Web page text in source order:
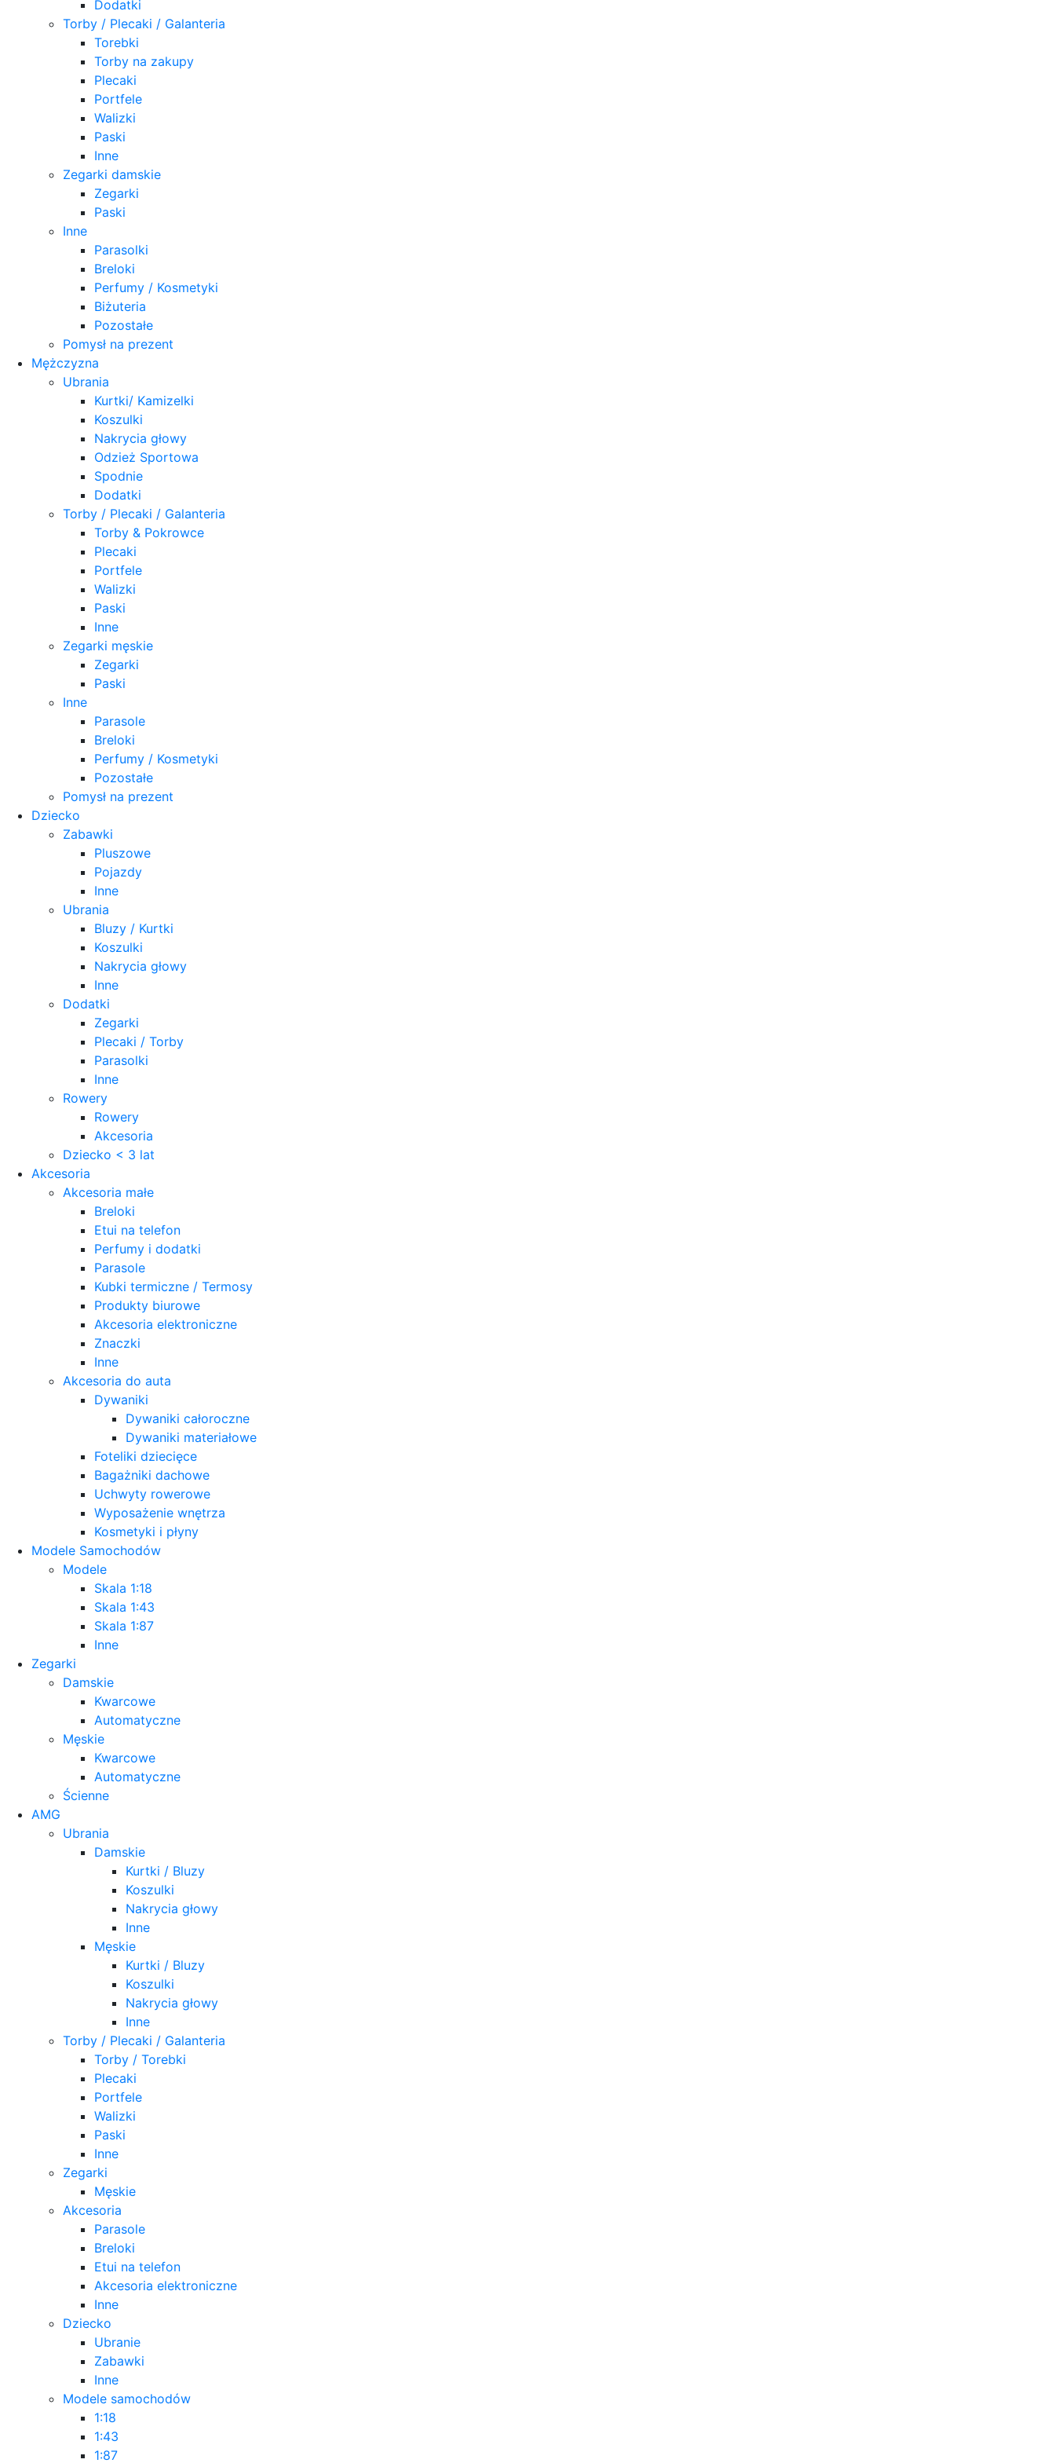
Dodatki
Torby / Plecaki / Galanteria
Torebki
Torby na zakupy
Plecaki
Portfele
Walizki
Paski
Inne
Zegarki damskie
Zegarki
Paski
Inne
Parasolki
Breloki
Perfumy / Kosmetyki
Biżuteria
Pozostałe
Pomysł na prezent
Mężczyzna
Ubrania
Kurtki/ Kamizelki
Koszulki
Nakrycia głowy
Odzież Sportowa
Spodnie
Dodatki
Torby / Plecaki / Galanteria
Torby & Pokrowce
Plecaki
Portfele
Walizki
Paski
Inne
Zegarki męskie
Zegarki
Paski
Inne
Parasole
Breloki
Perfumy / Kosmetyki
Pozostałe
Pomysł na prezent
Dziecko
Zabawki
Pluszowe
Pojazdy
Inne
Ubrania
Bluzy / Kurtki
Koszulki
Nakrycia głowy
Inne
Dodatki
Zegarki
Plecaki / Torby
Parasolki
Inne
Rowery
Rowery
Akcesoria
Dziecko < 3 lat
Akcesoria
Akcesoria małe
Breloki
Etui na telefon
Perfumy i dodatki
Parasole
Kubki termiczne / Termosy
Produkty biurowe
Akcesoria elektroniczne
Znaczki
Inne
Akcesoria do auta
Dywaniki
Dywaniki całoroczne
Dywaniki materiałowe
Foteliki dziecięce
Bagażniki dachowe
Uchwyty rowerowe
Wyposażenie wnętrza
Kosmetyki i płyny
Modele Samochodów
Modele
Skala 1:18
Skala 1:43
Skala 1:87
Inne
Zegarki
Damskie
Kwarcowe
Automatyczne
Męskie
Kwarcowe
Automatyczne
Ścienne
AMG
Ubrania
Damskie
Kurtki / Bluzy
Koszulki
Nakrycia głowy
Inne
Męskie
Kurtki / Bluzy
Koszulki
Nakrycia głowy
Inne
Torby / Plecaki / Galanteria
Torby / Torebki
Plecaki
Portfele
Walizki
Paski
Inne
Zegarki
Męskie
Akcesoria
Parasole
Breloki
Etui na telefon
Akcesoria elektroniczne
Inne
Dziecko
Ubranie
Zabawki
Inne
Modele samochodów
1:18
1:43
1:87